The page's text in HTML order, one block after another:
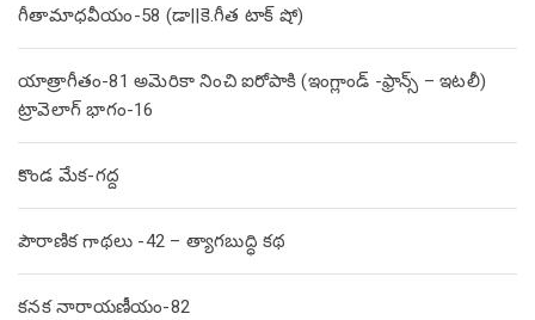
గీతామాధవీయం-58 (డా||కె.గీత టాక్ షో)
యాత్రాగీతం-81 అమెరికా నించి ఐరోపాకి (ఇంగ్లాండ్ -ఫ్రాన్స్ – ఇటలీ)
ట్రావెలాగ్ భాగం-16
కొండ మేక-గద్ద
పౌరాణిక గాథలు -42 – త్యాగబుద్ధి కథ
కనక నారాయణీయం-82